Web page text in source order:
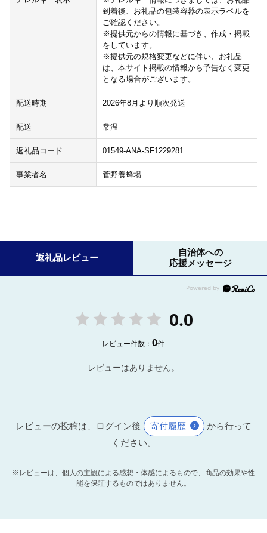
到着後、お礼品の包装容器の表示ラベルを
ご確認ください。
※提供元からの情報に基づき、作成・掲載
をしています。
※提供元の規格変更などに伴い、お礼品
は、本サイト掲載の情報から予告なく変更
となる場合がございます。
配送時期 2026年8月より順次発送
配送 常温
返礼品コード 01549-ANA-SF1229281
事業者名 菅野養蜂場
返礼品レビュー
自治体への
応援メッセージ
0.0
レビュー件数：0件
レビューはありません。
レビューの投稿は、ログイン後 寄付履歴
から行って
ください。
※レビューは、個人の主観による感想・体感によるもので、商品の効果や性
能を保証するものではありません。